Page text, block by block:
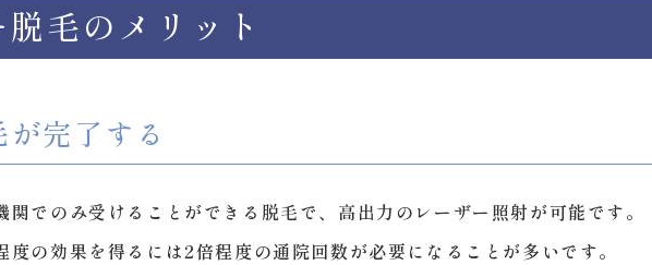
毛のメリット
完了する
でのみ受けることができる脱毛で、高出力のレーザー照射が可能です。
度の効果を得るには2倍程度の通院回数が必要になることが多いです。